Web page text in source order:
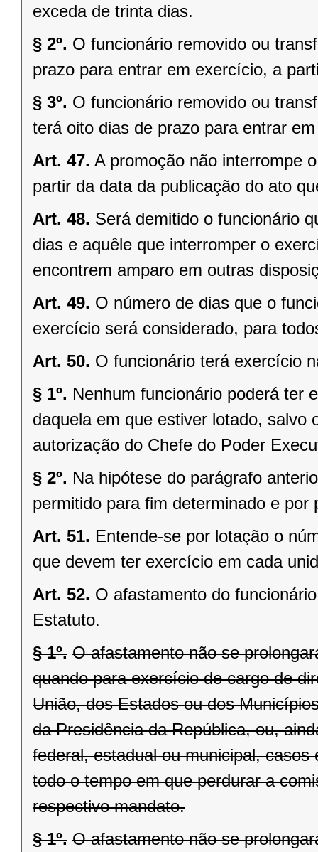
exceda de trinta dias.
§ 2º. O funcionário removido ou
prazo para entrar em exercício, a
§ 3º. O funcionário removido ou
terá oito dias de prazo para entrar
Art. 47. A promoção não interrompe
partir da data da publicação do ato
Art. 48. Será demitido o funcionário
dias e aquêle que interromper o
encontrem amparo em outras
Art. 49. O número de dias que o
exercício será considerado, para
Art. 50. O funcionário terá exercício
§ 1º. Nenhum funcionário poderá ter
daquela em que estiver lotado,
autorização do Chefe do Poder
§ 2º. Na hipótese do parágrafo
permitido para fim determinado e por
Art. 51. Entende-se por lotação o
que devem ter exercício em cada
Art. 52. O afastamento do
Estatuto.
§ 1º. O afastamento não se
quando para exercício de cargo de
União, dos Estados ou dos
da Presidência da República, ou,
federal, estadual ou municipal,
todo o tempo em que perdurar a
respectivo mandato.
§ 1º. O afastamento não se